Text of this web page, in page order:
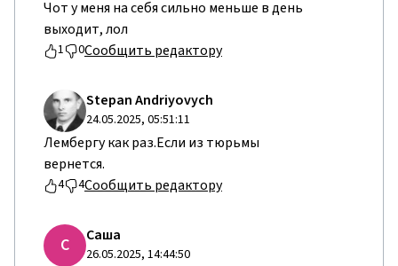
Чот у меня на себя сильно меньше в день
выходит, лол
1 0Сообщить редактору
Stepan Andriyovych
24.05.2025, 05:51:11
Лембергу как раз.Если из тюрьмы
вернется.
4 4Сообщить редактору
С Саша
26.05.2025, 14:44:50